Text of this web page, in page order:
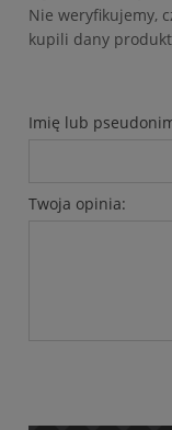
Nie weryfikujemy,
kupili dany
Imię lub
Twoja opinia: